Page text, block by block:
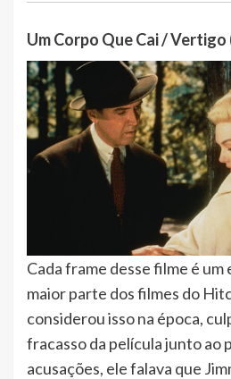
Um Corpo Que Cai / Vertigo
Cada frame desse filme é um
maior parte dos filmes do
considerou isso na época,
fracasso da película junto ao
acusações, ele falava que